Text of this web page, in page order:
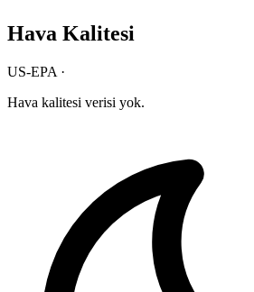
Hava Kalitesi
US-EPA ·
Hava kalitesi verisi yok.